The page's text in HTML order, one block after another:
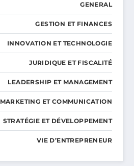
GENERAL
GESTION ET FINANCES
INNOVATION ET TECHNOLOGIE
JURIDIQUE ET FISCALITÉ
LEADERSHIP ET MANAGEMENT
MARKETING ET COMMUNICATION
STRATÉGIE ET DÉVELOPPEMENT
VIE D’ENTREPRENEUR